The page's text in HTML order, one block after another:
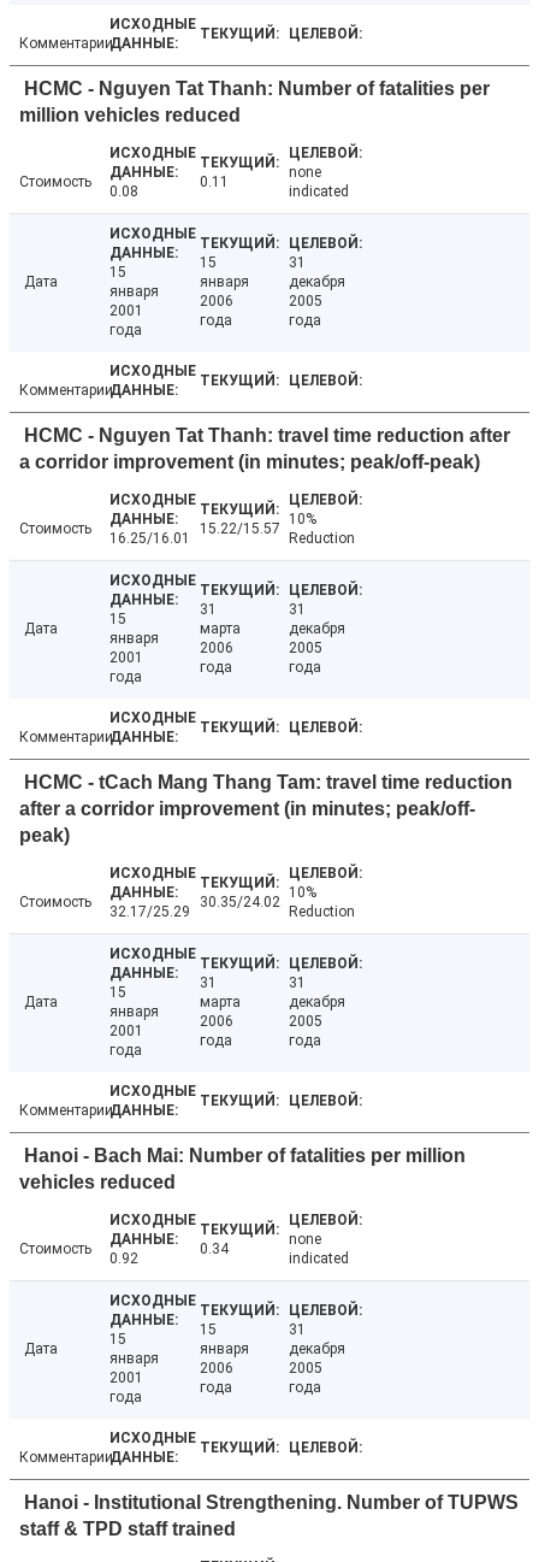
Комментарии
HCMC - Nguyen Tat Thanh: Number of fatalities per
million vehicles reduced
Стоимость
0.08
0.11
none
indicated
Дата
15
января
2001
года
15
января
2006
года
31
декабря
2005
года
Комментарии
HCMC - Nguyen Tat Thanh: travel time reduction after
a corridor improvement (in minutes; peak/off-peak)
Стоимость
16.25/16.01
15.22/15.57
10%
Reduction
Дата
15
января
2001
года
31
марта
2006
года
31
декабря
2005
года
Комментарии
HCMC - tCach Mang Thang Tam: travel time reduction
after a corridor improvement (in minutes; peak/off-
peak)
Стоимость
32.17/25.29
30.35/24.02
10%
Reduction
Дата
15
января
2001
года
31
марта
2006
года
31
декабря
2005
года
Комментарии
Hanoi - Bach Mai: Number of fatalities per million
vehicles reduced
Стоимость
0.92
0.34
none
indicated
Дата
15
января
2001
года
15
января
2006
года
31
декабря
2005
года
Комментарии
Hanoi - Institutional Strengthening. Number of TUPWS
staff & TPD staff trained